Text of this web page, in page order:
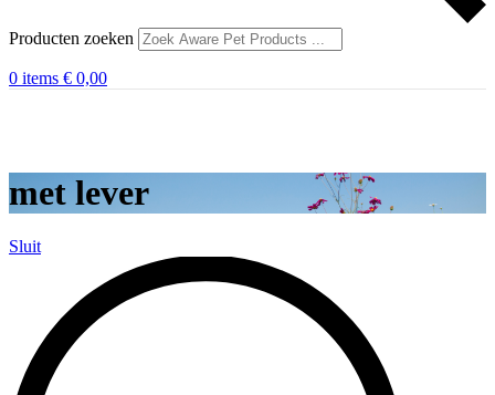
Producten zoeken
0 items € 0,00
met lever
Sluit